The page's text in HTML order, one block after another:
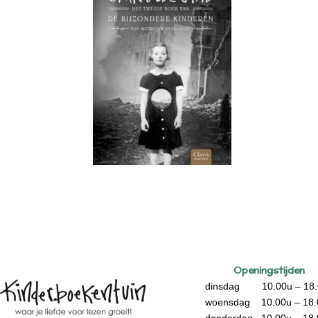
Openingstijden
dinsdag 10.00u –
woensdag 10.00u –